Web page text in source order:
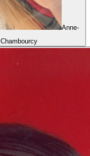
Anne-
Chambourcy